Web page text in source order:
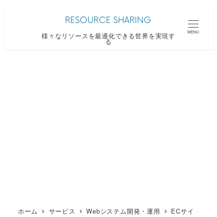
様々なリソースを最適化できる世界を実現す
る
MENU
ホーム サービス Webシステム開発・運用
ECサイ